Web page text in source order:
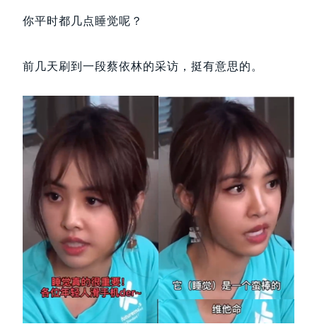
你平时都几点睡觉呢？
前几天刷到一段蔡依林的采访，挺有意思的。